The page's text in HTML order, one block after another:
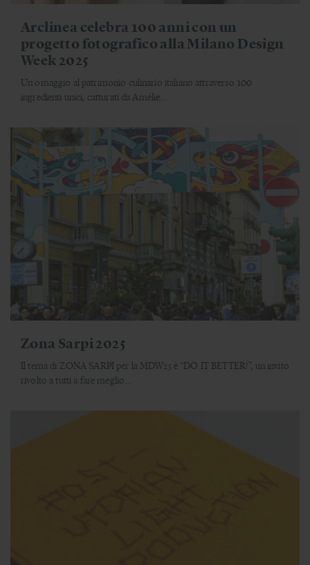
Arclinea celebra 100 anni con un
progetto fotografico alla Milano Design
Week 2025
Un omaggio al patrimonio culinario italiano attraverso 100
ingredienti unici, catturati da Amélie...
Zona Sarpi 2025
Il tema di ZONA SARPI per la MDW25 è “DO IT BETTER!”, un invito
rivolto a tutti a fare meglio...